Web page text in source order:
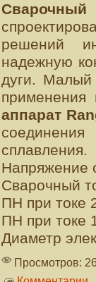
решений
надежную
дуги. Малый
аппарат
сплавления.
Напряжение
Сварочный
ПН при токе
ПН при токе
Диаметр
Просмотров: